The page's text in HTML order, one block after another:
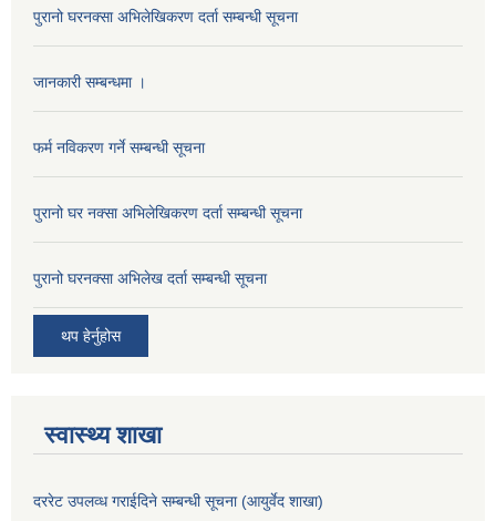
पुरानो घरनक्सा अभिलेखिकरण दर्ता सम्बन्धी सूचना
जानकारी सम्बन्धमा ।
फर्म नविकरण गर्ने सम्बन्धी सूचना
पुरानो घर नक्सा अभिलेखिकरण दर्ता सम्बन्धी सूचना
पुरानो घरनक्सा अभिलेख दर्ता सम्बन्धी सूचना
थप हेर्नुहोस
स्वास्थ्य शाखा
दररेट उपलव्ध गराईदिने सम्बन्धी सूचना (आयुर्वेद शाखा)